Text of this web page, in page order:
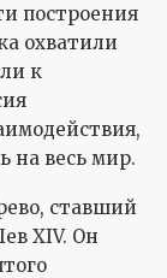
построения
охватили
к
на весь мир.
ставший
XIV. Он